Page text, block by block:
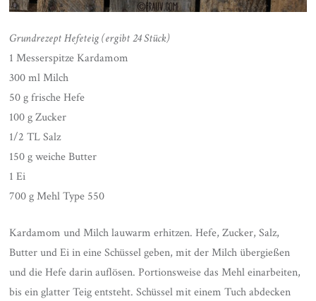
Grundrezept Hefeteig (ergibt 24 Stück)
1 Messerspitze Kardamom
300 ml Milch
50 g frische Hefe
100 g Zucker
1/2 TL Salz
150 g weiche Butter
1 Ei
700 g Mehl Type 550
Kardamom und Milch lauwarm erhitzen. Hefe, Zucker, Salz,
Butter und Ei in eine Schüssel geben, mit der Milch übergießen
und die Hefe darin auflösen. Portionsweise das Mehl einarbeiten,
bis ein glatter Teig entsteht. Schüssel mit einem Tuch abdecken